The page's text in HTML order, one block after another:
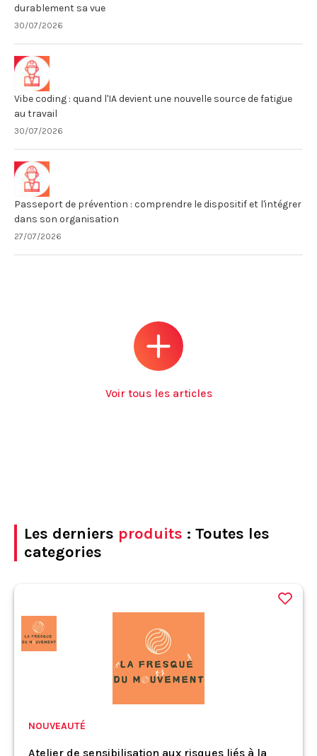
durablement sa vue
30/07/2026
Vibe coding : quand l'IA devient une nouvelle source de fatigue
au travail
30/07/2026
Passeport de prévention : comprendre le dispositif et l'intégrer
dans son organisation
27/07/2026
Voir tous les articles
Les derniers produits : Toutes les
categories
NOUVEAUTÉ
Atelier de sensibilisation aux risques liés à la